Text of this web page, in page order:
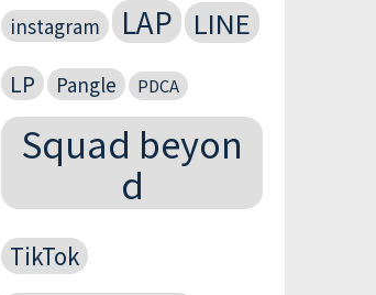
instagram LAP LINE
LP Pangle PDCA
Squad beyon
d
TikTok